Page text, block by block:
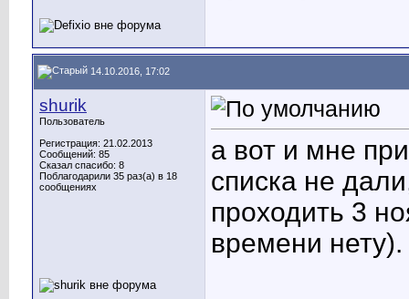
14.10.2016, 17:02
shurik
Пользователь
Регистрация: 21.02.2013
Сообщений: 85
Сказал спасибо: 8
Поблагодарили 35 раз(а) в 18
сообщениях
а вот и мне
списка не
проходить 3
времени нету).